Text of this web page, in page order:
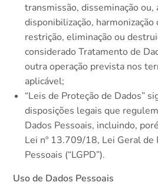
transmissão, disseminação
disponibilização, harmonização
restrição, eliminação ou
considerado Tratamento de
outra operação prevista nos
aplicável;
“Leis de Proteção de Dados”
disposições legais que
Dados Pessoais, incluindo,
Lei nº 13.709/18, Lei Geral de
Pessoais (“LGPD”).
Uso de Dados Pessoais